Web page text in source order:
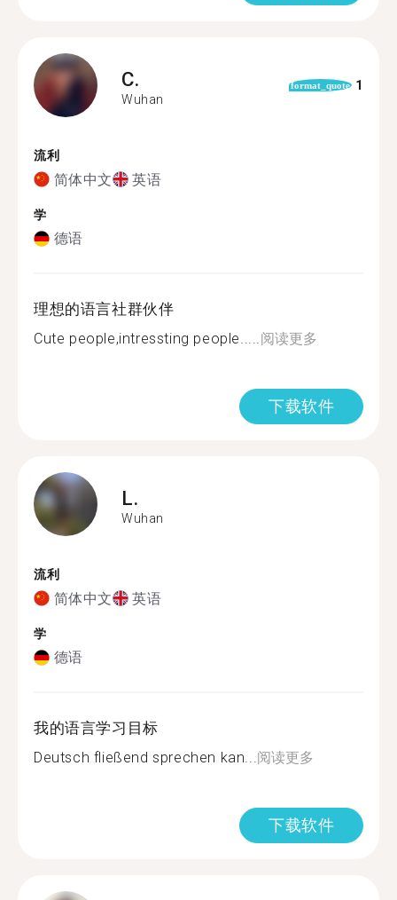
C.
Wuhan
format_quote 1
流利
简体中文 英语
学
德语
理想的语言社群伙伴
Cute people,intressting people.....阅读更多
下载软件
L.
Wuhan
流利
简体中文 英语
学
德语
我的语言学习目标
Deutsch fließend sprechen kan...阅读更多
下载软件